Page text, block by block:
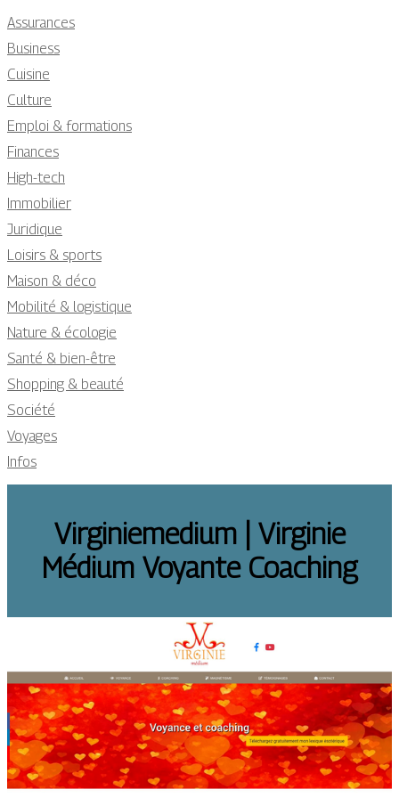
Assurances
Business
Cuisine
Culture
Emploi & formations
Finances
High-tech
Immobilier
Juridique
Loisirs & sports
Maison & déco
Mobilité & logistique
Nature & écologie
Santé & bien-être
Shopping & beauté
Société
Voyages
Infos
Virginiemedium | Virginie
Médium Voyante Coaching